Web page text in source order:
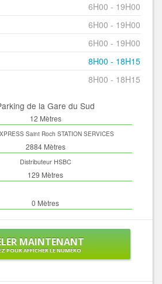
6H00 - 19H00
6H00 - 19H00
6H00 - 19H00
8H00 - 18H15
8H00 - 18H15
de la Gare du Sud
12 Mètres
Saint Roch STATION SERVICES
2884 Mètres
Distributeur HSBC
129 Mètres
0 Mètres
MAINTENANT
POUR AFFICHER LE NUMÉRO